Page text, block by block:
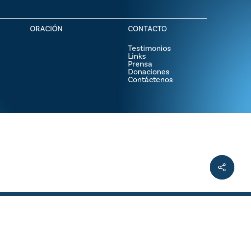
ORACIÓN CONTACTO
Testimonios
Links
Prensa
Donaciones
Contáctenos